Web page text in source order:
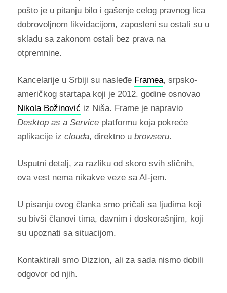
pošto je u pitanju bilo i gašenje celog pravnog lica
dobrovoljnom likvidacijom, zaposleni su ostali su u
skladu sa zakonom ostali bez prava na
otpremnine.
Kancelarije u Srbiji su nasleđe Framea, srpsko-
američkog startapa koji je 2012. godine osnovao
Nikola Božinović iz Niša. Frame je napravio
Desktop as a Serviceplatformu koja pokreće
aplikacije iz clouda, direktno u browseru.
Usputni detalj, za razliku od skoro svih sličnih,
ova vest nema nikakve veze sa AI-jem.
U pisanju ovog članka smo pričali sa ljudima koji
su bivši članovi tima, davnim i doskorašnjim, koji
su upoznati sa situacijom.
Kontaktirali smo Dizzion, ali za sada nismo dobili
odgovor od njih.